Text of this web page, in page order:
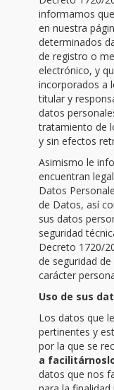
informamos
en nuestra
determinados
de registro o
electrónico, y
incorporados a
titular y
datos
tratamiento de
y sin efectos
Asimismo le
encuentran
Datos
de Datos, así
sus datos
seguridad
Decreto 1720/
de seguridad
carácter
Uso de sus
Los datos que
pertinentes y
por la que se
a
datos que nos